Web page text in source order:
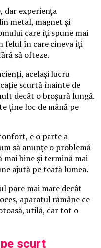
dar experiența
metal, magnet și
care îți spune mai
felul în care cineva îți
să ofteze.
același lucru
scurtă înainte de
decât o broșură lungă.
ține loc de mână pe
e o parte a
să anunțe o problemă
mai bine și termină mai
ajută pe toată lumea.
pare mai mare decât
aparatul rămâne ce
utilă, dar tot o
scurt